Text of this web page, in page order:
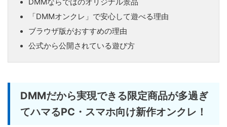
DMMならではのオリジナル景品
「DMMオンクレ」で安心して遊べる理由
ブラウザ版がおすすめの理由
公式から公開されている遊び方
DMMだから実現できる限定商品が多過ぎ
てハマるPC・スマホ向け新作オンクレ！